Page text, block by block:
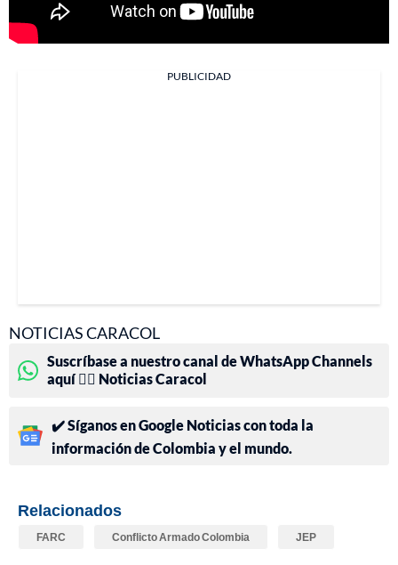
PUBLICIDAD
NOTICIAS CARACOL
Suscríbase a nuestro canal de WhatsApp Channels
aquí 👉🏻 Noticias Caracol
✔️ Síganos en Google Noticias con toda la
información de Colombia y el mundo.
Relacionados
FARC Conflicto Armado Colombia JEP